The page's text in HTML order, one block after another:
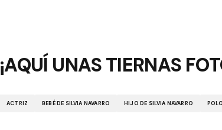
¡AQUÍ UNAS TIERNAS
ACTRIZ BEBÉ DE SILVIA NAVARRO HIJO DE SILVIA NAVARRO